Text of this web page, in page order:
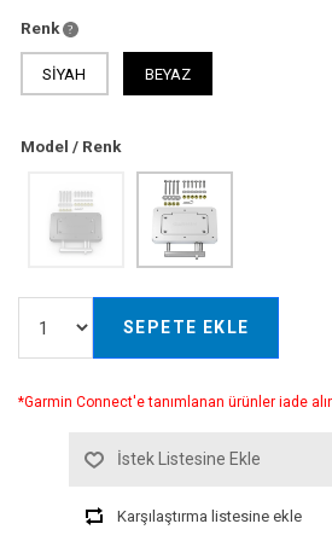
Renk
SİYAH BEYAZ
Model / Renk
SEPETE EKLE
*Garmin Connect'e tanımlanan ürünler iade
İstek Listesine Ekle
Karşılaştırma listesine ekle